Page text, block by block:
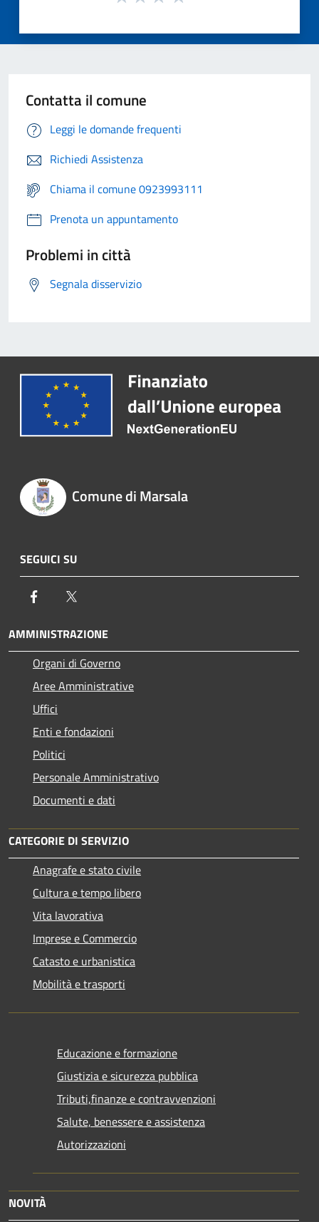
Contatta il comune
Leggi le domande frequenti
Richiedi Assistenza
Chiama il comune 0923993111
Prenota un appuntamento
Problemi in città
Segnala disservizio
Comune di Marsala
SEGUICI SU
Facebook
AMMINISTRAZIONE
Organi di Governo
Aree Amministrative
Uffici
Enti e fondazioni
Politici
Personale Amministrativo
Documenti e dati
CATEGORIE DI SERVIZIO
Anagrafe e stato civile
Cultura e tempo libero
Vita lavorativa
Imprese e Commercio
Catasto e urbanistica
Mobilità e trasporti
Educazione e formazione
Giustizia e sicurezza pubblica
Tributi,finanze e contravvenzioni
Salute, benessere e assistenza
Autorizzazioni
NOVITÀ